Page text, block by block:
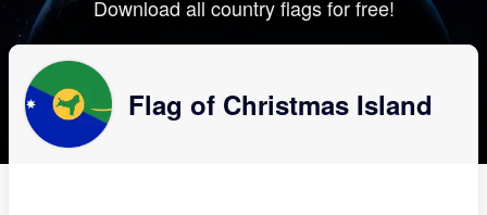
Download all country flags for free!
Flag of Christmas Island